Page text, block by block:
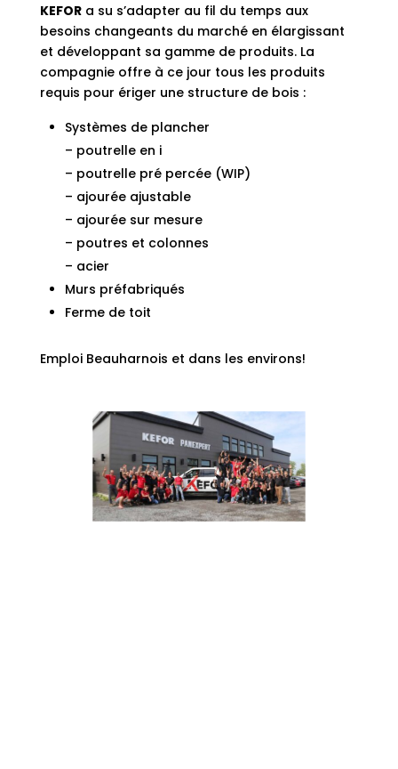
KEFOR a su s’adapter au fil du temps aux
besoins changeants du marché en élargissant
et développant sa gamme de produits. La
compagnie offre à ce jour tous les produits
requis pour ériger une structure de bois :
Systèmes de plancher
– poutrelle en i
– poutrelle pré percée (WIP)
– ajourée ajustable
– ajourée sur mesure
– poutres et colonnes
– acier
Murs préfabriqués
Ferme de toit
Emploi Beauharnois et dans les environs!